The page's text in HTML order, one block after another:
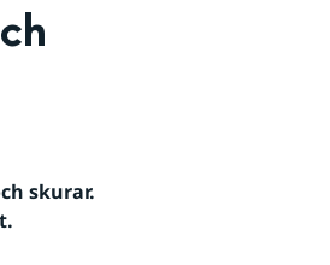
skurar.